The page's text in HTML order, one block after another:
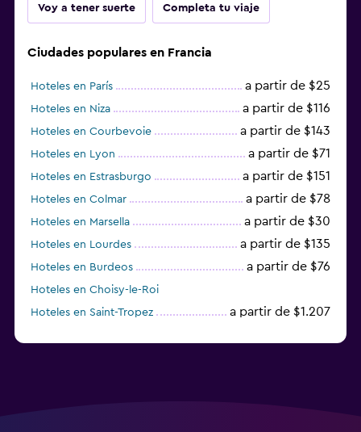
Voy a tener suerte Completa tu viaje
Ciudades populares en Francia
Hoteles en París a partir de $25
Hoteles en Niza a partir de $116
Hoteles en Courbevoie a partir de $143
Hoteles en Lyon a partir de $71
Hoteles en Estrasburgo a partir de $151
Hoteles en Colmar a partir de $78
Hoteles en Marsella a partir de $30
Hoteles en Lourdes a partir de $135
Hoteles en Burdeos a partir de $76
Hoteles en Choisy-le-Roi
Hoteles en Saint-Tropez
a partir de $1.207